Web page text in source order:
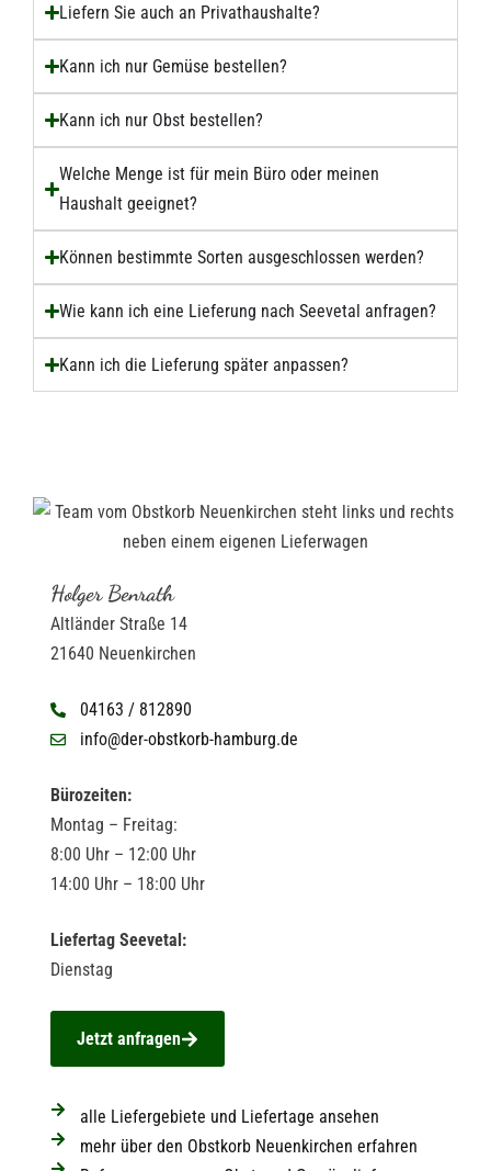
Liefern Sie auch an Privathaushalte?
Kann ich nur Gemüse bestellen?
Kann ich nur Obst bestellen?
Welche Menge ist für mein Büro oder meinen
Haushalt geeignet?
Können bestimmte Sorten ausgeschlossen werden?
Wie kann ich eine Lieferung nach Seevetal anfragen?
Kann ich die Lieferung später anpassen?
Holger Benrath
Altländer Straße 14
21640 Neuenkirchen
04163 / 812890
info@der-obstkorb-hamburg.de
Bürozeiten:
Montag – Freitag:
8:00 Uhr – 12:00 Uhr
14:00 Uhr – 18:00 Uhr
Liefertag Seevetal:
Dienstag
Jetzt anfragen
alle Liefergebiete und Liefertage ansehen
mehr über den Obstkorb Neuenkirchen erfahren